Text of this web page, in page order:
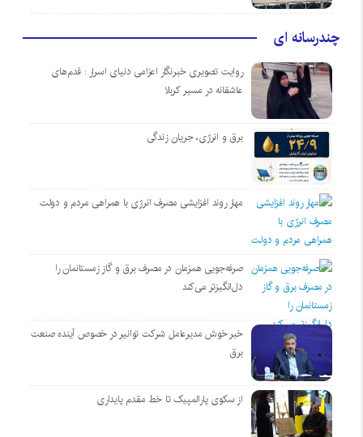
چندرسانه ای
روایت تصویری خبرنگار اعزامی دنیای اسرار : قدم‌های
عاشقانه در مسیر کربلا
برق و انرژی، جریان زندگی
مهار روند افزایشی مصرف انرژی با همراهی مردم و دولت
صرفه‌جویی همزمان در مصرف برق و گاز زمستانمان را
دل‌انگیزتر می‌کند
خبر خوش مدیرعامل شرکت توانیر در خصوص آینده صنعت
برق
از سکوی پارالمپیک تا خط مقدم پایداری